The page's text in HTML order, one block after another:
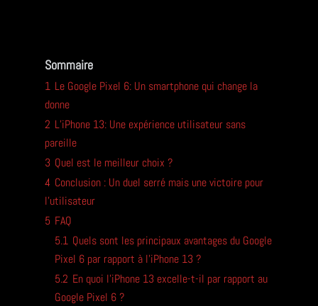
Sommaire
1 Le Google Pixel 6: Un smartphone qui change la
donne
2 L’iPhone 13: Une expérience utilisateur sans
pareille
3 Quel est le meilleur choix ?
4 Conclusion : Un duel serré mais une victoire pour
l’utilisateur
5 FAQ
5.1 Quels sont les principaux avantages du Google
Pixel 6 par rapport à l’iPhone 13 ?
5.2 En quoi l’iPhone 13 excelle-t-il par rapport au
Google Pixel 6 ?